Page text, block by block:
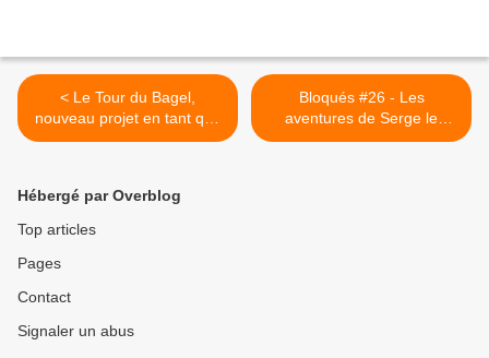
< Le Tour du Bagel,
nouveau projet en tant que
scénariste
Bloqués #26 - Les
aventures de Serge le
mytho en Thaïlande >
Hébergé par Overblog
Top articles
Pages
Contact
Signaler un abus